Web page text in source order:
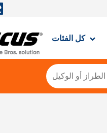
كل الفئات